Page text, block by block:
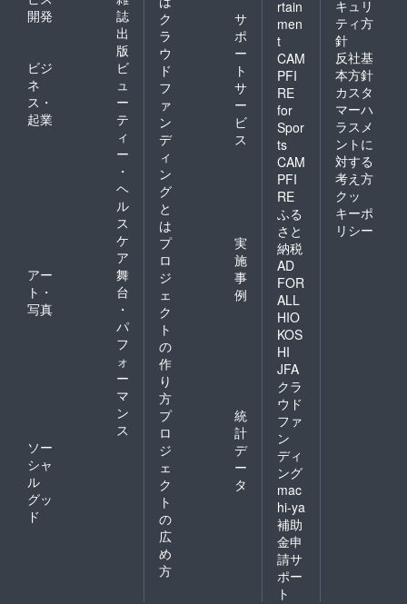
開発
誌
出
版
ビジ
ネ
ス・
起業
ビ
ュ
ー
テ
ィ
ー
・
ヘ
ル
ス
ケ
ア
アー
ト・
写真
舞
台
・
パ
フ
ォ
ー
マ
ン
ス
ソー
シャ
ル
グッ
ド
ク
ラ
ウ
ド
フ
ァ
ン
デ
ィ
ン
グ
と
は
サ
ポ
ー
ト
サ
ー
ビ
ス
プ
ロ
ジ
ェ
ク
ト
の
作
り
方
実
施
事
例
プ
ロ
ジ
ェ
ク
ト
の
広
め
方
統
計
デ
ー
タ
rtain
men
t
CAM
PFI
RE
for
Spor
ts
CAM
PFI
RE
ふる
さと
納税
AD
FOR
ALL
HIO
KOS
HI
JFA
クラ
ウド
ファ
ン
ディ
ング
mac
hi-ya
補助
金申
請サ
ポー
ト
キュリ
ティ方
針
反社基
本方針
カスタ
マーハ
ラスメ
ントに
対する
考え方
クッ
キーポ
リシー